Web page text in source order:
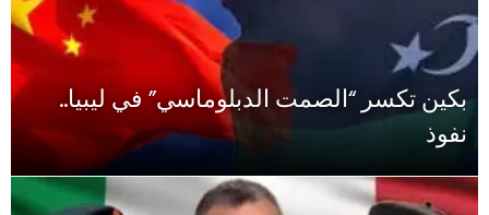
بكين تكسر “الصمت الدبلوماسي” في ليبيا..
نفوذ